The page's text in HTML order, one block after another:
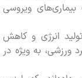
ویروسی
انرژی و کاهش
به ویژه در